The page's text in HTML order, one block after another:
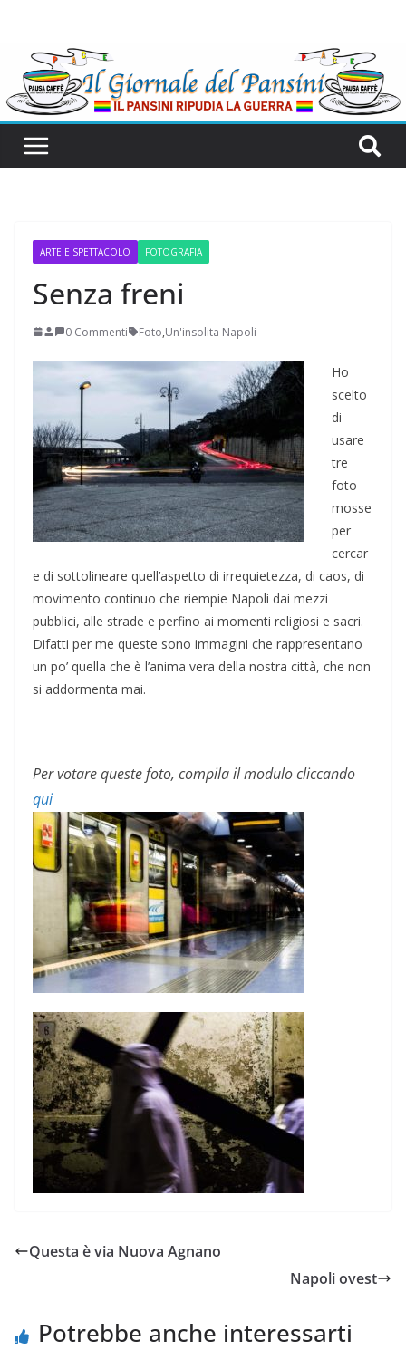
ARTE E SPETTACOLO FOTOGRAFIA
Senza freni
0 Commenti Foto,Un'insolita Napoli
Ho
scelto
di
usare
tre
foto
mosse
per
cercar
e di sottolineare quell’aspetto di irrequietezza, di caos, di
movimento continuo che riempie Napoli dai mezzi
pubblici, alle strade e perfino ai momenti religiosi e sacri.
Difatti per me queste sono immagini che rappresentano
un po’ quella che è l’anima vera della nostra città, che non
si addormenta mai.
Per votare queste foto, compila il modulo cliccando
qui
Questa è via Nuova Agnano
Napoli ovest
Potrebbe anche interessarti